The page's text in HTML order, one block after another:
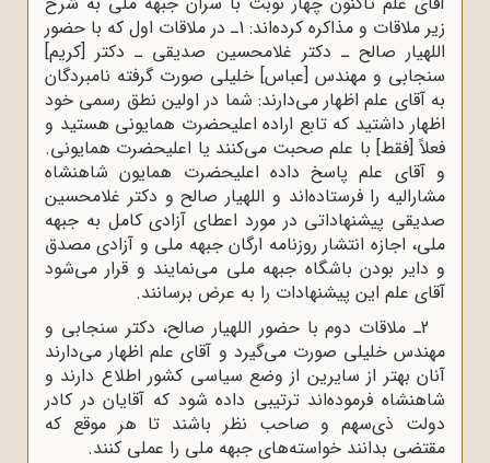
زیر ملاقات و مذاکره کرده‌اند: 1ـ در ملاقات اول که با حضور
اللهیار صالح ـ دکتر غلامحسین صدیقی ـ دکتر [کریم]
سنجابی و مهندس [عباس] خلیلی صورت گرفته نامبردگان
به آقای علم اظهار می‌دارند: شما در اولین نطق رسمی خود
اظهار داشتید که تابع اراده اعلیحضرت همایونی هستید و
فعلاً [فقط] با علم صحبت می‌کنند یا اعلیحضرت همایونی.
و آقای علم پاسخ داده اعلیحضرت همایون شاهنشاه
مشارالیه را فرستاده‌اند و اللهیار صالح و دکتر غلامحسین
صدیقی پیشنهاداتی در مورد اعطای آزادی کامل به جبهه
ملی، اجازه انتشار روزنامه ارگان جبهه ملی و آزادی مصدق
و دایر بودن باشگاه جبهه ملی می‌نمایند و قرار می‌شود
آقای علم این پیشنهادات را به عرض برسانند.
2ـ ملاقات دوم با حضور اللهیار صالح، دکتر سنجابی و
مهندس خلیلی صورت می‌گیرد و آقای علم اظهار می‌دارند
آنان بهتر از سایرین از وضع سیاسی کشور اطلاع دارند و
شاهنشاه فرموده‌اند ترتیبی داده شود که آقایان در کادر
دولت ذی‌سهم و صاحب نظر باشند تا هر موقع که
مقتضی بدانند خواسته‌های جبهه ملی را عملی کنند.